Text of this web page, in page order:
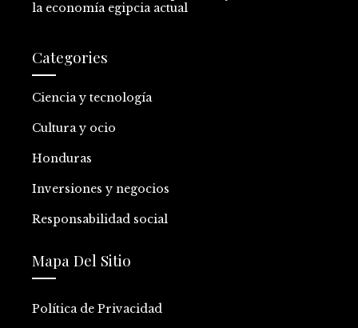
la economía egipcia actual
Categories
Ciencia y tecnología
Cultura y ocio
Honduras
Inversiones y negocios
Responsabilidad social
Mapa Del Sitio
Política de Privacidad